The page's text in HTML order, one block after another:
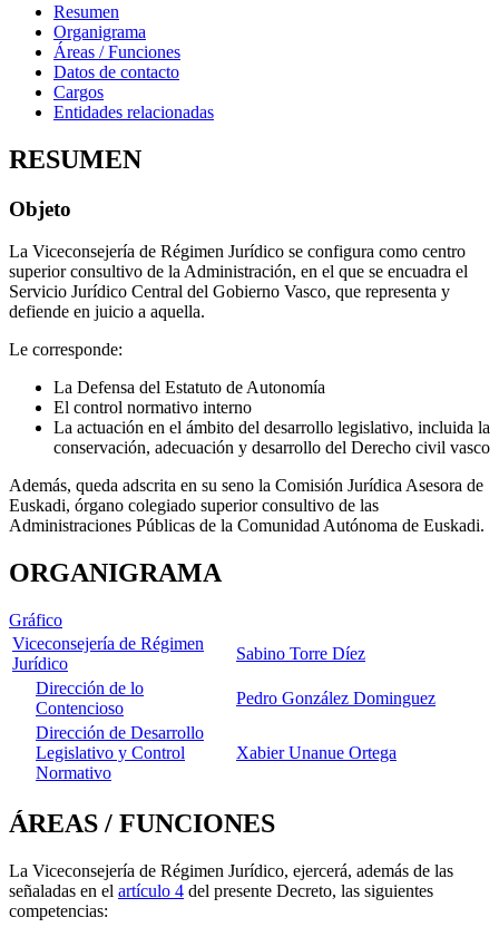
Resumen
Organigrama
Áreas / Funciones
Datos de contacto
Cargos
Entidades relacionadas
RESUMEN
Objeto
La Viceconsejería de Régimen Jurídico se configura como centro
superior consultivo de la Administración, en el que se encuadra el
Servicio Jurídico Central del Gobierno Vasco, que representa y
defiende en juicio a aquella.
Le corresponde:
La Defensa del Estatuto de Autonomía
El control normativo interno
La actuación en el ámbito del desarrollo legislativo, incluida la
conservación, adecuación y desarrollo del Derecho civil vasco
Además, queda adscrita en su seno la Comisión Jurídica Asesora de
Euskadi, órgano colegiado superior consultivo de las
Administraciones Públicas de la Comunidad Autónoma de Euskadi.
ORGANIGRAMA
Gráfico
Viceconsejería de Régimen
Jurídico
Sabino Torre Díez
Dirección de lo
Contencioso
Pedro González Dominguez
Dirección de Desarrollo
Legislativo y Control
Normativo
Xabier Unanue Ortega
ÁREAS / FUNCIONES
La Viceconsejería de Régimen Jurídico, ejercerá, además de las
señaladas en el artículo 4 del presente Decreto, las siguientes
competencias: